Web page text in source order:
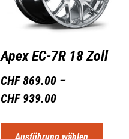
Apex EC-7R 18 Zoll
CHF869.00 –
CHF939.00